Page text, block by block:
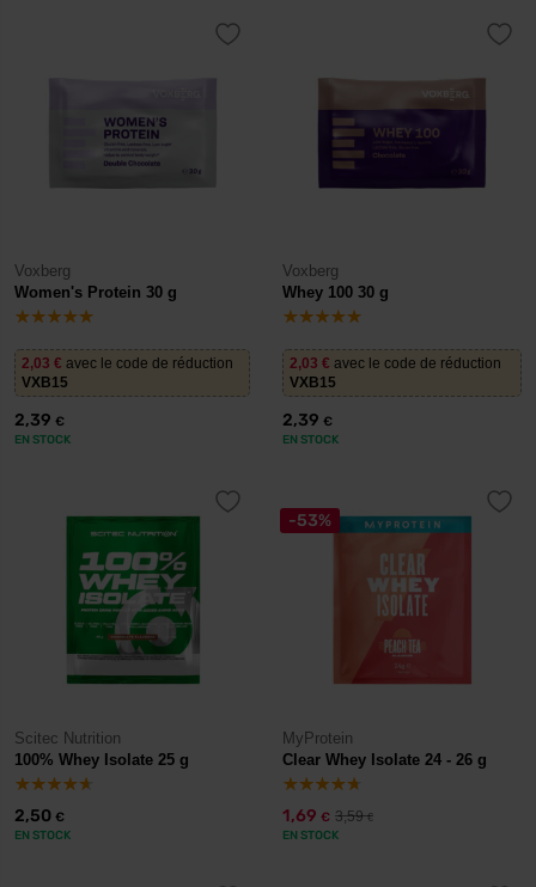
Voxberg
Women's Protein 30 g
2,03 € avec le code de réduction
VXB15
2,39 €
EN STOCK
Voxberg
Whey 100 30 g
2,03 € avec le code de réduction
VXB15
2,39 €
EN STOCK
Scitec Nutrition
100% Whey Isolate 25 g
2,50 €
EN STOCK
-53%
MyProtein
Clear Whey Isolate 24 - 26 g
1,69 € 3,59€
EN STOCK